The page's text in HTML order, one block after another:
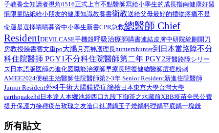
子教養全知讀者視角0516正式上市不點醫師寫給小學生的成長指南健康好習
慣限量貼紙給小朋友的健康知識教養書衛教送給父母最好的禮物疼痛不是
命運是選擇嘖嘖募資中小學生新書CPR急救總醫師 Chief
ResidentDEVILCASE手機殼呼吸治療師購書連結皮膚中研院統刪 開刀
房教授臉書舊文重po大腸 月亮褲護理長hunterxhunter到日本當路障不分
科住院醫師 PGY1不分科住院醫師第二年 PGY2牙醫路障シリー
ズ日本語版医師の進化図職能治療師早療長照復健總醫師痘痘粉刺
AMEE2024便秘主治醫師住院醫師第2-3年 Senior Resident新進住院醫師
Junior Resident外科手術大腸鏡癌症篩檢 日本東京大學台灣大學
earthquake3d 日本達人本鄉池袋西口 九段下御茶之水藏前XBB疫苗全民公費
提升保護力接種疫苗玫瑰之友造口鈦讚鍋玉子燒鍋料理鍋平底鍋一塊錢
所有貼文